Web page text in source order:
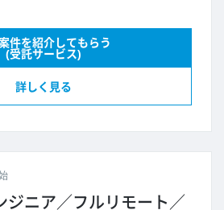
詳しく見る
件を紹介してもらう
(受託サービス)
ジニア／フルリモート／